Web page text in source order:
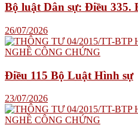
Bộ luật Dân sự: Điều 335.
26/07/2026
Điều 115 Bộ Luật Hình sự
23/07/2026